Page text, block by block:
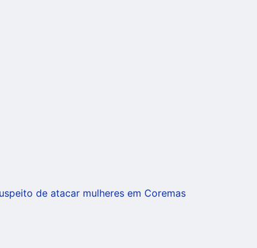
de atacar mulheres em Coremas